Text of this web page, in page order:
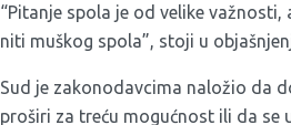
“Pitanje spola je od velike
niti muškog spola”, stoji u
Sud je zakonodavcima naložio da
proširi za treću mogućnost ili da